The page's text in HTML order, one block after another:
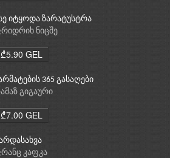
იტყოდა ზარატუსტრა
ნიცშე
₾5.90 GEL
365 გასაღები
გიგაური
₾7.00 GEL
კაფკა